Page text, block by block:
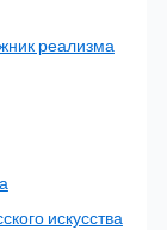
реализма
искусства